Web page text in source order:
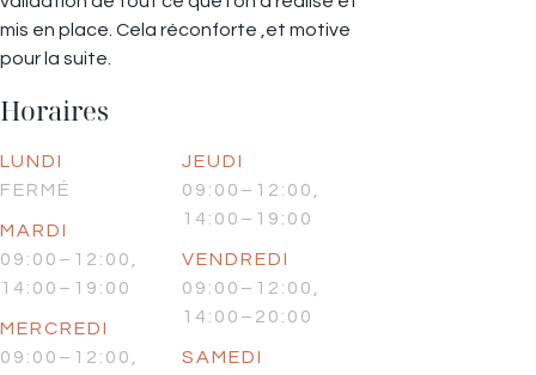
mis en place. Cela réconforte ,et motive
pour la suite.
Horaires
LUNDI
FERMÉ
MARDI
09:00–12:00,
14:00–19:00
MERCREDI
09:00–12:00,
JEUDI
09:00–12:00,
14:00–19:00
VENDREDI
09:00–12:00,
14:00–20:00
SAMEDI